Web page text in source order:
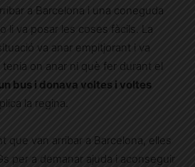
a Barcelona i una coneguda
li va posar les coses fàcils. La
va anar empitjorant i va
on anar ni què fer durant el
bus i donava voltes i voltes
la regina.
que van arribar a Barcelona, elles
per a demanar ajuda i aconseguir